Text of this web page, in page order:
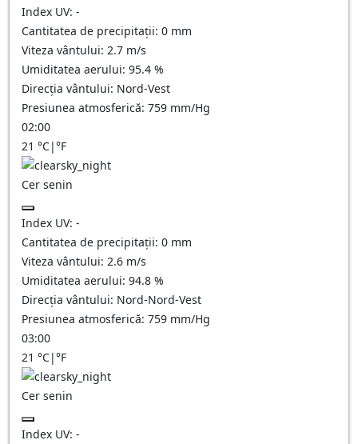
Index UV: -
Cantitatea de precipitații: 0 mm
Viteza vântului: 2.7 m/s
Umiditatea aerului: 95.4 %
Direcția vântului: Nord-Vest
Presiunea atmosferică: 759 mm/Hg
02:00
21 °C|°F
Cer senin
Index UV: -
Cantitatea de precipitații: 0 mm
Viteza vântului: 2.6 m/s
Umiditatea aerului: 94.8 %
Direcția vântului: Nord-Nord-Vest
Presiunea atmosferică: 759 mm/Hg
03:00
21 °C|°F
Cer senin
Index UV: -